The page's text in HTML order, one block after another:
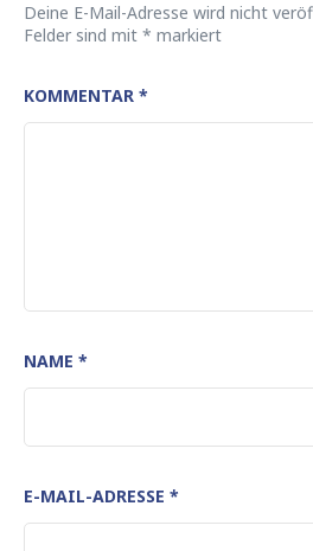
Deine E-Mail-Adresse wird nicht
Felder sind mit * markiert
KOMMENTAR *
NAME *
E-MAIL-ADRESSE *